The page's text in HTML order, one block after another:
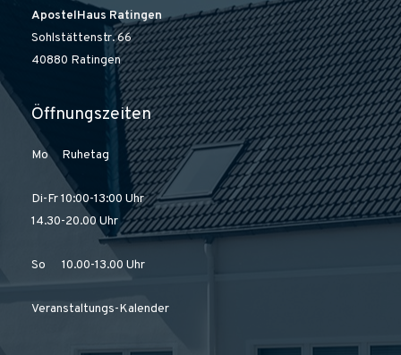
ApostelHaus Ratingen
Sohlstättenstr. 66
40880 Ratingen
Öffnungszeiten
Mo Ruhetag
Di-Fr 10:00-13:00 Uhr
14.30-20.00 Uhr
So 10.00-13.00 Uhr
Veranstaltungs-Kalender